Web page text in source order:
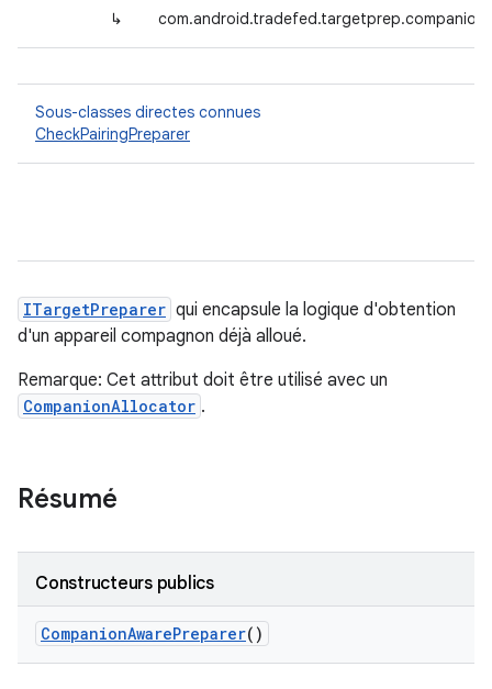
↳
Sous-classes directes connues
CheckPairingPreparer
ITargetPreparer qui encapsule la logique d'obtention
d'un appareil compagnon déjà alloué.
Remarque: Cet attribut doit être utilisé avec un
CompanionAllocator .
Résumé
Constructeurs publics
CompanionAwarePreparer()